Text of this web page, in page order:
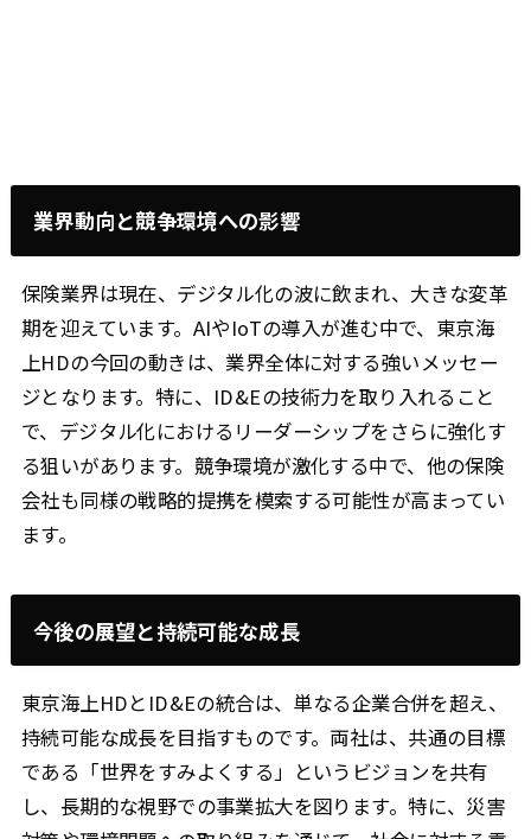
業界動向と競争環境への影響
保険業界は現在、デジタル化の波に飲まれ、大きな変革
期を迎えています。AIやIoTの導入が進む中で、東京海
上HDの今回の動きは、業界全体に対する強いメッセー
ジとなります。特に、ID&Eの技術力を取り入れること
で、デジタル化におけるリーダーシップをさらに強化す
る狙いがあります。競争環境が激化する中で、他の保険
会社も同様の戦略的提携を模索する可能性が高まってい
ます。
今後の展望と持続可能な成長
東京海上HDとID&Eの統合は、単なる企業合併を超え、
持続可能な成長を目指すものです。両社は、共通の目標
である「世界をすみよくする」というビジョンを共有
し、長期的な視野での事業拡大を図ります。特に、災害